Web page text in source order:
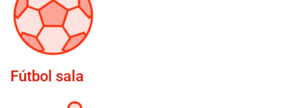
Fútbol sala